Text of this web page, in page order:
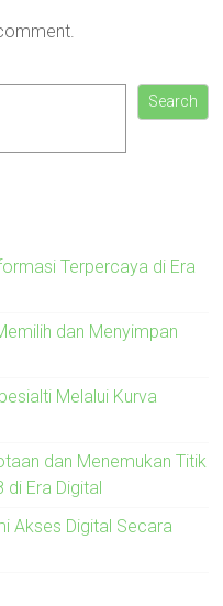
Search
Terpercaya di Era
dan Menyimpan
Melalui Kurva
dan Menemukan Titik
di Era Digital
Akses Digital Secara